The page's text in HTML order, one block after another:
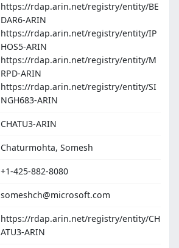
https://rdap.arin.net/registry/entity/BE
DAR6-ARIN
https://rdap.arin.net/registry/entity/IP
HOS5-ARIN
https://rdap.arin.net/registry/entity/M
RPD-ARIN
https://rdap.arin.net/registry/entity/SI
NGH683-ARIN
CHATU3-ARIN
Chaturmohta, Somesh
+1-425-882-8080
someshch@microsoft.com
https://rdap.arin.net/registry/entity/CH
ATU3-ARIN